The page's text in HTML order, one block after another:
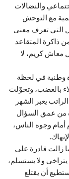
والنضالات
مع التوحش
التي تعرف معنى
ذاكرة المتقاعد
معاش كريم، لا
وطنية في لحظة
بالغضب، وتحوّلت
يعبر الشهر
من عمق السؤال
أمام وجوه الناس،
زالت قادرة على
ولا يستسلم،
أن يقتلع